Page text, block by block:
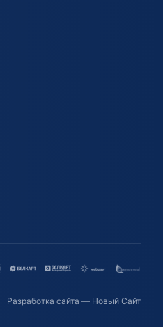
Разработка сайта — Новый Сайт